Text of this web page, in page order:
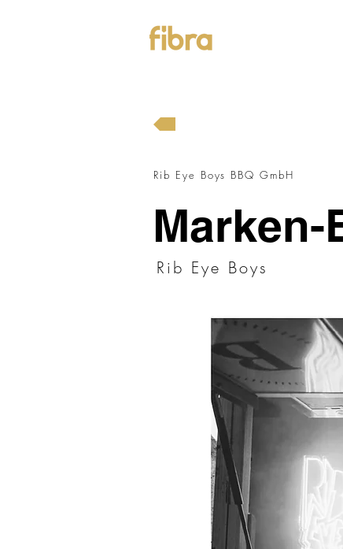
Rib Eye Boys BBQ GmbH
Rib Eye Boys